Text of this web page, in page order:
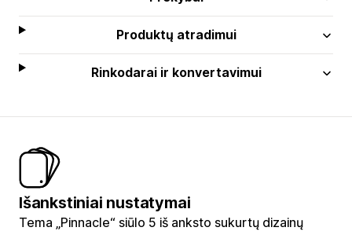
Produktų atradimui
Rinkodarai ir konvertavimui
Išankstiniai nustatymai
Tema „Pinnacle“ siūlo 5 iš anksto sukurtų dizainų